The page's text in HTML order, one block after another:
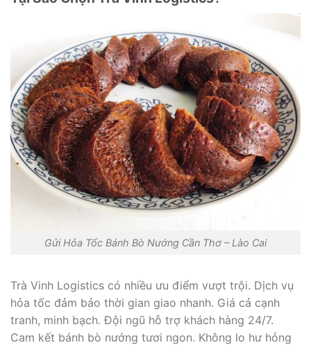
Gửi Hỏa Tốc Bánh Bò Nướng Cần Thơ – Lào Cai
Trà Vinh Logistics có nhiều ưu điểm vượt trội. Dịch vụ
hỏa tốc đảm bảo thời gian giao nhanh. Giá cả cạnh
tranh, minh bạch. Đội ngũ hỗ trợ khách hàng 24/7.
Cam kết bánh bò nướng tươi ngon. Không lo hư hỏng